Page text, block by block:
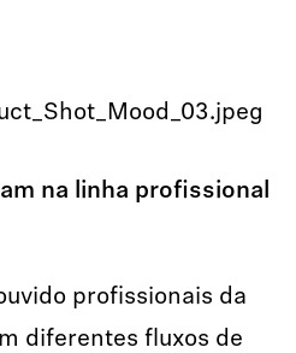
na linha profissional
profissionais da
diferentes fluxos de